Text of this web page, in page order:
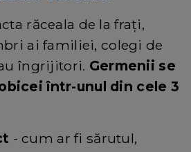
răceala de la frați,
ai familiei, colegi de
îngrijitori. Germenii se
într-unul din cele 3
- cum ar fi sărutul,